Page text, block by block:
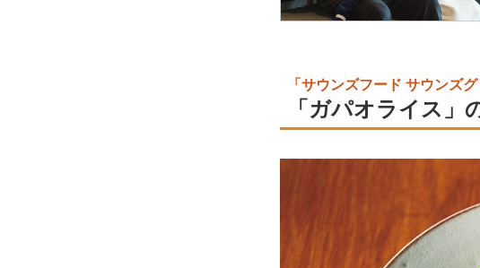
「サウンズフード サウンズ
「ガパオライス」